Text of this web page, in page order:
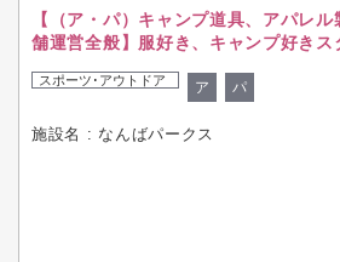
【（ア・パ）キャンプ道具、アパレ
舗運営全般】服好き、キャンプ好きス
スポーツ･アウトドア ア パ
施設名 : なんばパークス